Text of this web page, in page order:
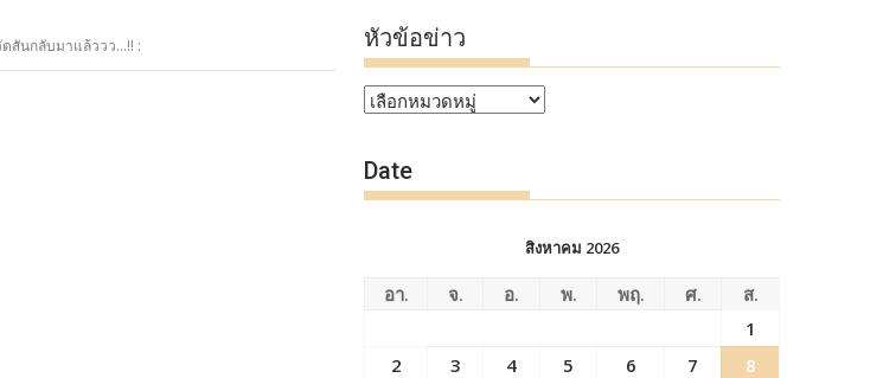
ตสันกลับมาแล้ววว…!! : หัวข้อข่าว
หัวข้อ
Date
สิงหาคม 2026
อา. จ. อ. พ. พฤ. ศ.
ส.
1
2
3 4 5 6 7
8